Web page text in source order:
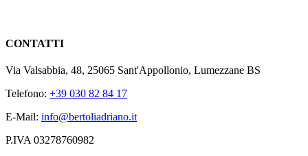
CONTATTI
Via Valsabbia, 48, 25065 Sant'Appollonio, Lumezzane BS
Telefono: +39 030 82 84 17
E-Mail: info@bertoliadriano.it
P.IVA 03278760982